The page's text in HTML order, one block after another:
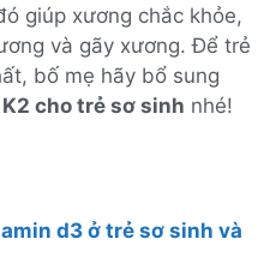
giúp xương chắc khỏe,
và gãy xương. Để trẻ
bố mẹ hãy bổ sung
cho trẻ sơ sinh nhé!
d3 ở trẻ sơ sinh và